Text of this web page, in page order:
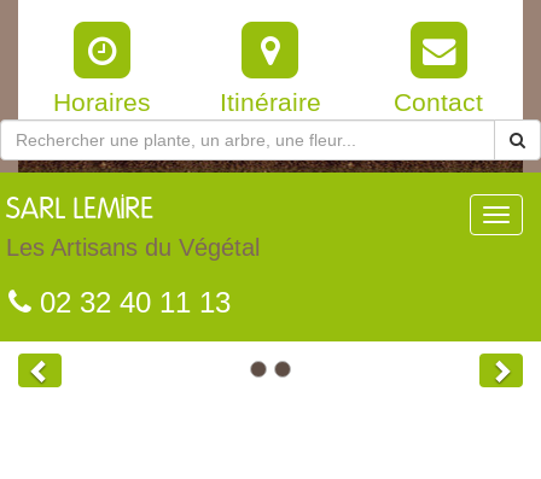
Horaires Itinéraire Contact
SARL LEMIRE
Les Artisans du Végétal
02 32 40 11 13
Previous